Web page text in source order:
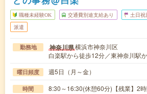
職種未経験OK 交通費別途支給あり 土日祝
派遣
勤務地 神奈川県横浜市神奈川区
白楽駅から徒歩12分／東神奈川駅
曜日頻度 週5日（月～金）
時間
8:30～16:30(休憩60分)【残業】2